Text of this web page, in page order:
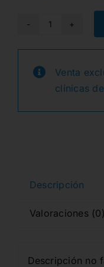
GENENDO
REVO
25/06
cantidad
Venta
clínicas
Descripción
Valoraciones (0)
Descripción no